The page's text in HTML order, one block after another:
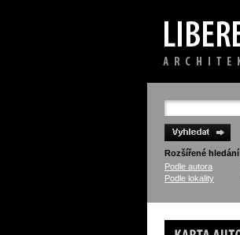
Rozšířené
Podle autora
Podle lokality
Karta